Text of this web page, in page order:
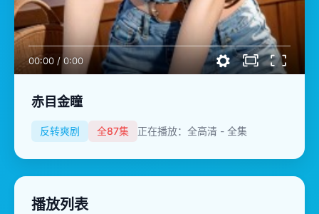
00:00 / 0:00
赤目金瞳
反转爽剧 全87集 正在播放：全高清 - 全集
播放列表